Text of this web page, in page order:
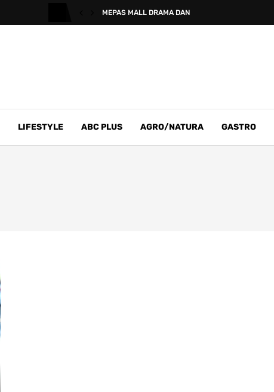
MEPAS MALL DRAMA DAN
LIFESTYLE ABC PLUS AGRO/NATURA GASTRO